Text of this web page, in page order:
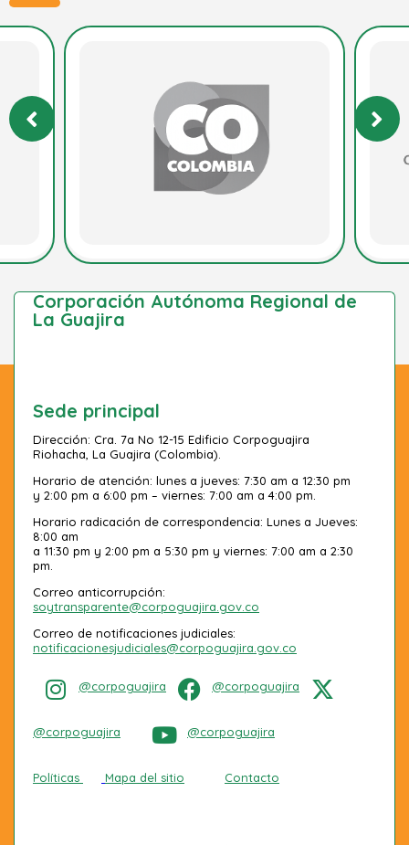
Corporación Autónoma Regional de
La Guajira
Sede principal
Dirección: Cra. 7a No 12-15 Edificio Corpoguajira
Riohacha, La Guajira (Colombia).
Horario de atención: lunes a jueves: 7:30 am a 12:30 pm
y 2:00 pm a 6:00 pm – viernes: 7:00 am a 4:00 pm.
Horario radicación de correspondencia: Lunes a Jueves:
8:00 am
a 11:30 pm y 2:00 pm a 5:30 pm y viernes: 7:00 am a 2:30
pm.
Correo anticorrupción:
soytransparente@corpoguajira.gov.co
Correo de notificaciones judiciales:
notificacionesjudiciales@corpoguajira.gov.co
@corpoguajira @corpoguajira
@corpoguajira @corpoguajira
Políticas Mapa del sitio Contacto